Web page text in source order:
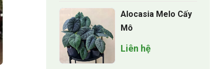
Alocasia Melo Cấy
Mô
Liên hệ